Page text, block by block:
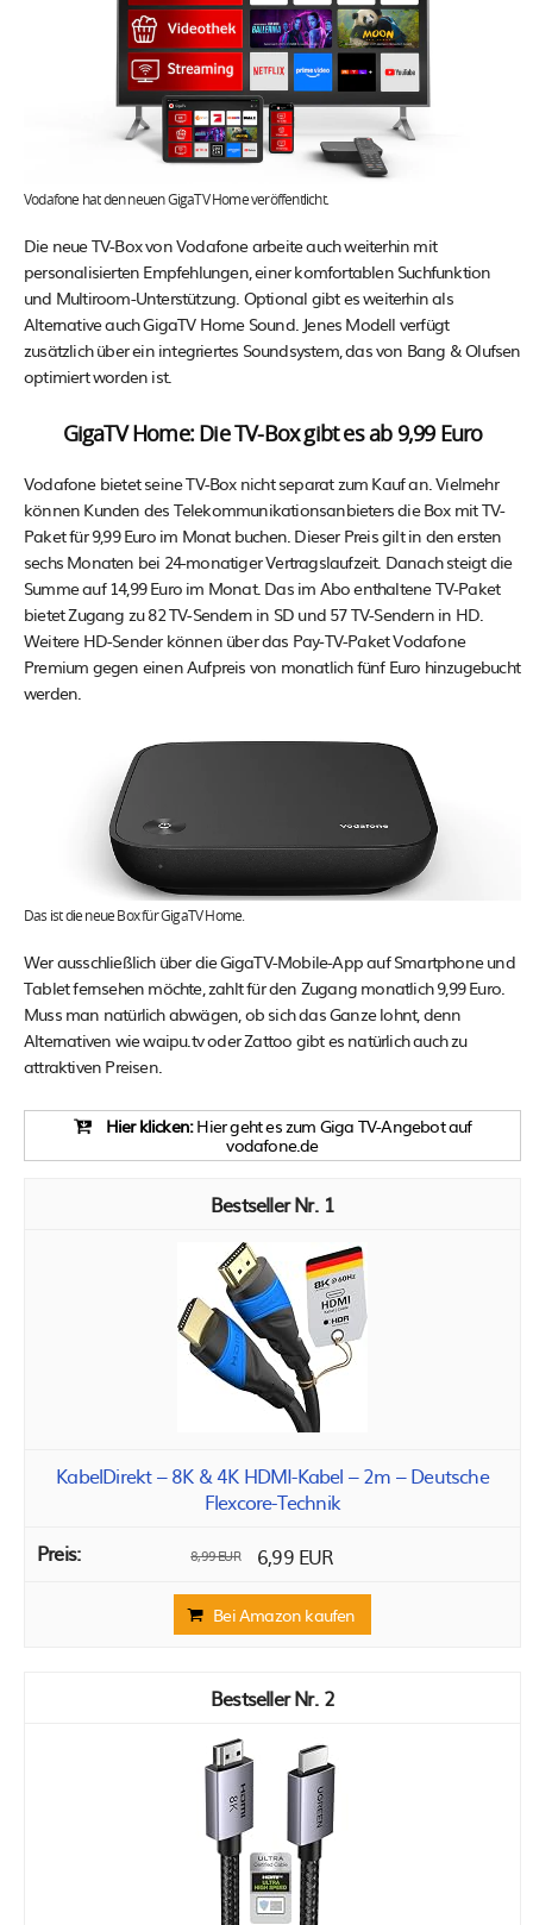
Vodafone hat den neuen GigaTV Home veröffentlicht.
Die neue TV-Box von Vodafone arbeite auch weiterhin mit
personalisierten Empfehlungen, einer komfortablen Suchfunktion
und Multiroom-Unterstützung. Optional gibt es weiterhin als
Alternative auch GigaTV Home Sound. Jenes Modell verfügt
zusätzlich über ein integriertes Soundsystem, das von Bang & Olufsen
optimiert worden ist.
GigaTV Home: Die TV-Box gibt es ab 9,99 Euro
Vodafone bietet seine TV-Box nicht separat zum Kauf an. Vielmehr
können Kunden des Telekommunikationsanbieters die Box mit TV-
Paket für 9,99 Euro im Monat buchen. Dieser Preis gilt in den ersten
sechs Monaten bei 24-monatiger Vertragslaufzeit. Danach steigt die
Summe auf 14,99 Euro im Monat. Das im Abo enthaltene TV-Paket
bietet Zugang zu 82 TV-Sendern in SD und 57 TV-Sendern in HD.
Weitere HD-Sender können über das Pay-TV-Paket Vodafone
Premium gegen einen Aufpreis von monatlich fünf Euro hinzugebucht
werden.
Das ist die neue Box für GigaTV Home.
Wer ausschließlich über die GigaTV-Mobile-App auf Smartphone und
Tablet fernsehen möchte, zahlt für den Zugang monatlich 9,99 Euro.
Muss man natürlich abwägen, ob sich das Ganze lohnt, denn
Alternativen wie waipu.tv oder Zattoo gibt es natürlich auch zu
attraktiven Preisen.
Hier klicken:Hier geht es zum Giga TV-Angebot auf
vodafone.de
1
KabelDirekt – 8K & 4K HDMI-Kabel – 2m – Deutsche
Flexcore-Technik
8,99 EUR 6,99 EUR
Bei Amazon kaufen
2